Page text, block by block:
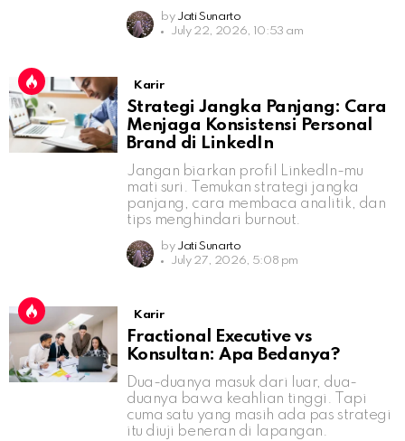
by Jati Sunarto
July 22, 2026, 10:53 am
Karir
Strategi Jangka Panjang: Cara
Menjaga Konsistensi Personal
Brand di LinkedIn
Jangan biarkan profil LinkedIn-mu
mati suri. Temukan strategi jangka
panjang, cara membaca analitik, dan
tips menghindari burnout.
by Jati Sunarto
July 27, 2026, 5:08 pm
Karir
Fractional Executive vs
Konsultan: Apa Bedanya?
Dua-duanya masuk dari luar, dua-
duanya bawa keahlian tinggi. Tapi
cuma satu yang masih ada pas strategi
itu diuji beneran di lapangan.